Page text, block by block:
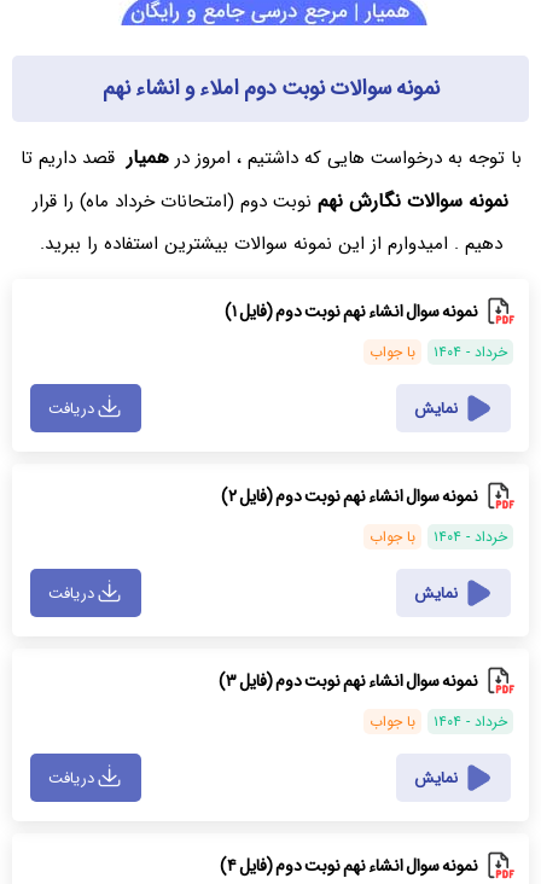
نمونه سوالات نوبت دوم املاء و انشاء نهم
با توجه به درخواست هایی که داشتیم ، امروز درهمیار قصد داریم تا
نمونه سوالات نگارش نهم نوبت دوم (امتحانات خرداد ماه) را قرار
دهیم . امیدوارم از این نمونه سوالات بیشترین استفاده را ببرید.
نمونه سوال انشاء نهم نوبت دوم (فایل ۱)
خرداد - ۱۴۰۴ با جواب
نمایش دریافت
نمونه سوال انشاء نهم نوبت دوم (فایل ۲)
خرداد - ۱۴۰۴ با جواب
نمایش دریافت
نمونه سوال انشاء نهم نوبت دوم (فایل ۳)
خرداد - ۱۴۰۴ با جواب
نمایش دریافت
نمونه سوال انشاء نهم نوبت دوم (فایل ۴)